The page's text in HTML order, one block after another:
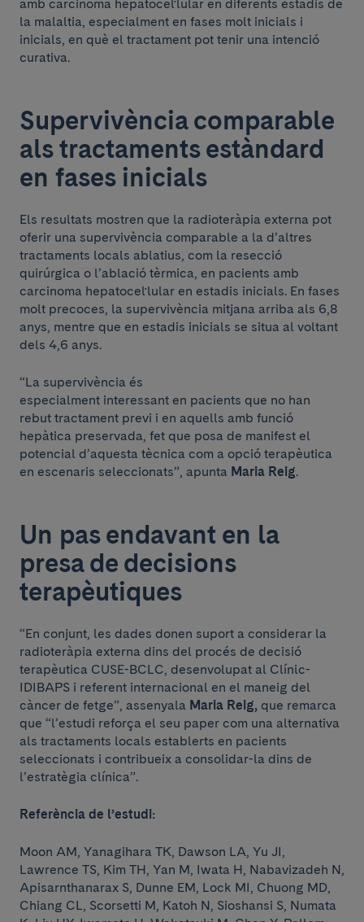
amb carcinoma hepatocel·lular en diferents estadis de
la malaltia, especialment en fases molt inicials i
inicials, en què el tractament pot tenir una intenció
curativa.
Supervivència comparable
als tractaments estàndard
en fases inicials
Els resultats mostren que la radioteràpia externa pot
oferir una supervivència comparable a la d’altres
tractaments locals ablatius, com la resecció
quirúrgica o l’ablació tèrmica, en pacients amb
carcinoma hepatocel·lular en estadis inicials. En fases
molt precoces, la supervivència mitjana arriba als 6,8
anys, mentre que en estadis inicials se situa al voltant
dels 4,6 anys.
“La supervivència és
especialment interessant en pacients que no han
rebut tractament previ i en aquells amb funció
hepàtica preservada, fet que posa de manifest el
potencial d’aquesta tècnica com a opció terapèutica
en escenaris seleccionats”, apunta Maria Reig.
Un pas endavant en la
presa de decisions
terapèutiques
“En conjunt, les dades donen suport a considerar la
radioteràpia externa dins del procés de decisió
terapèutica CUSE-BCLC, desenvolupat al Clínic-
IDIBAPS i referent internacional en el maneig del
càncer de fetge”, assenyala Maria Reig, que remarca
que “l’estudi reforça el seu paper com una alternativa
als tractaments locals establerts en pacients
seleccionats i contribueix a consolidar-la dins de
l’estratègia clínica”.
Referència de l’estudi:
Moon AM, Yanagihara TK, Dawson LA, Yu JI,
Lawrence TS, Kim TH, Yan M, Iwata H, Nabavizadeh N,
Apisarnthanarax S, Dunne EM, Lock MI, Chuong MD,
Chiang CL, Scorsetti M, Katoh N, Sioshansi S, Numata